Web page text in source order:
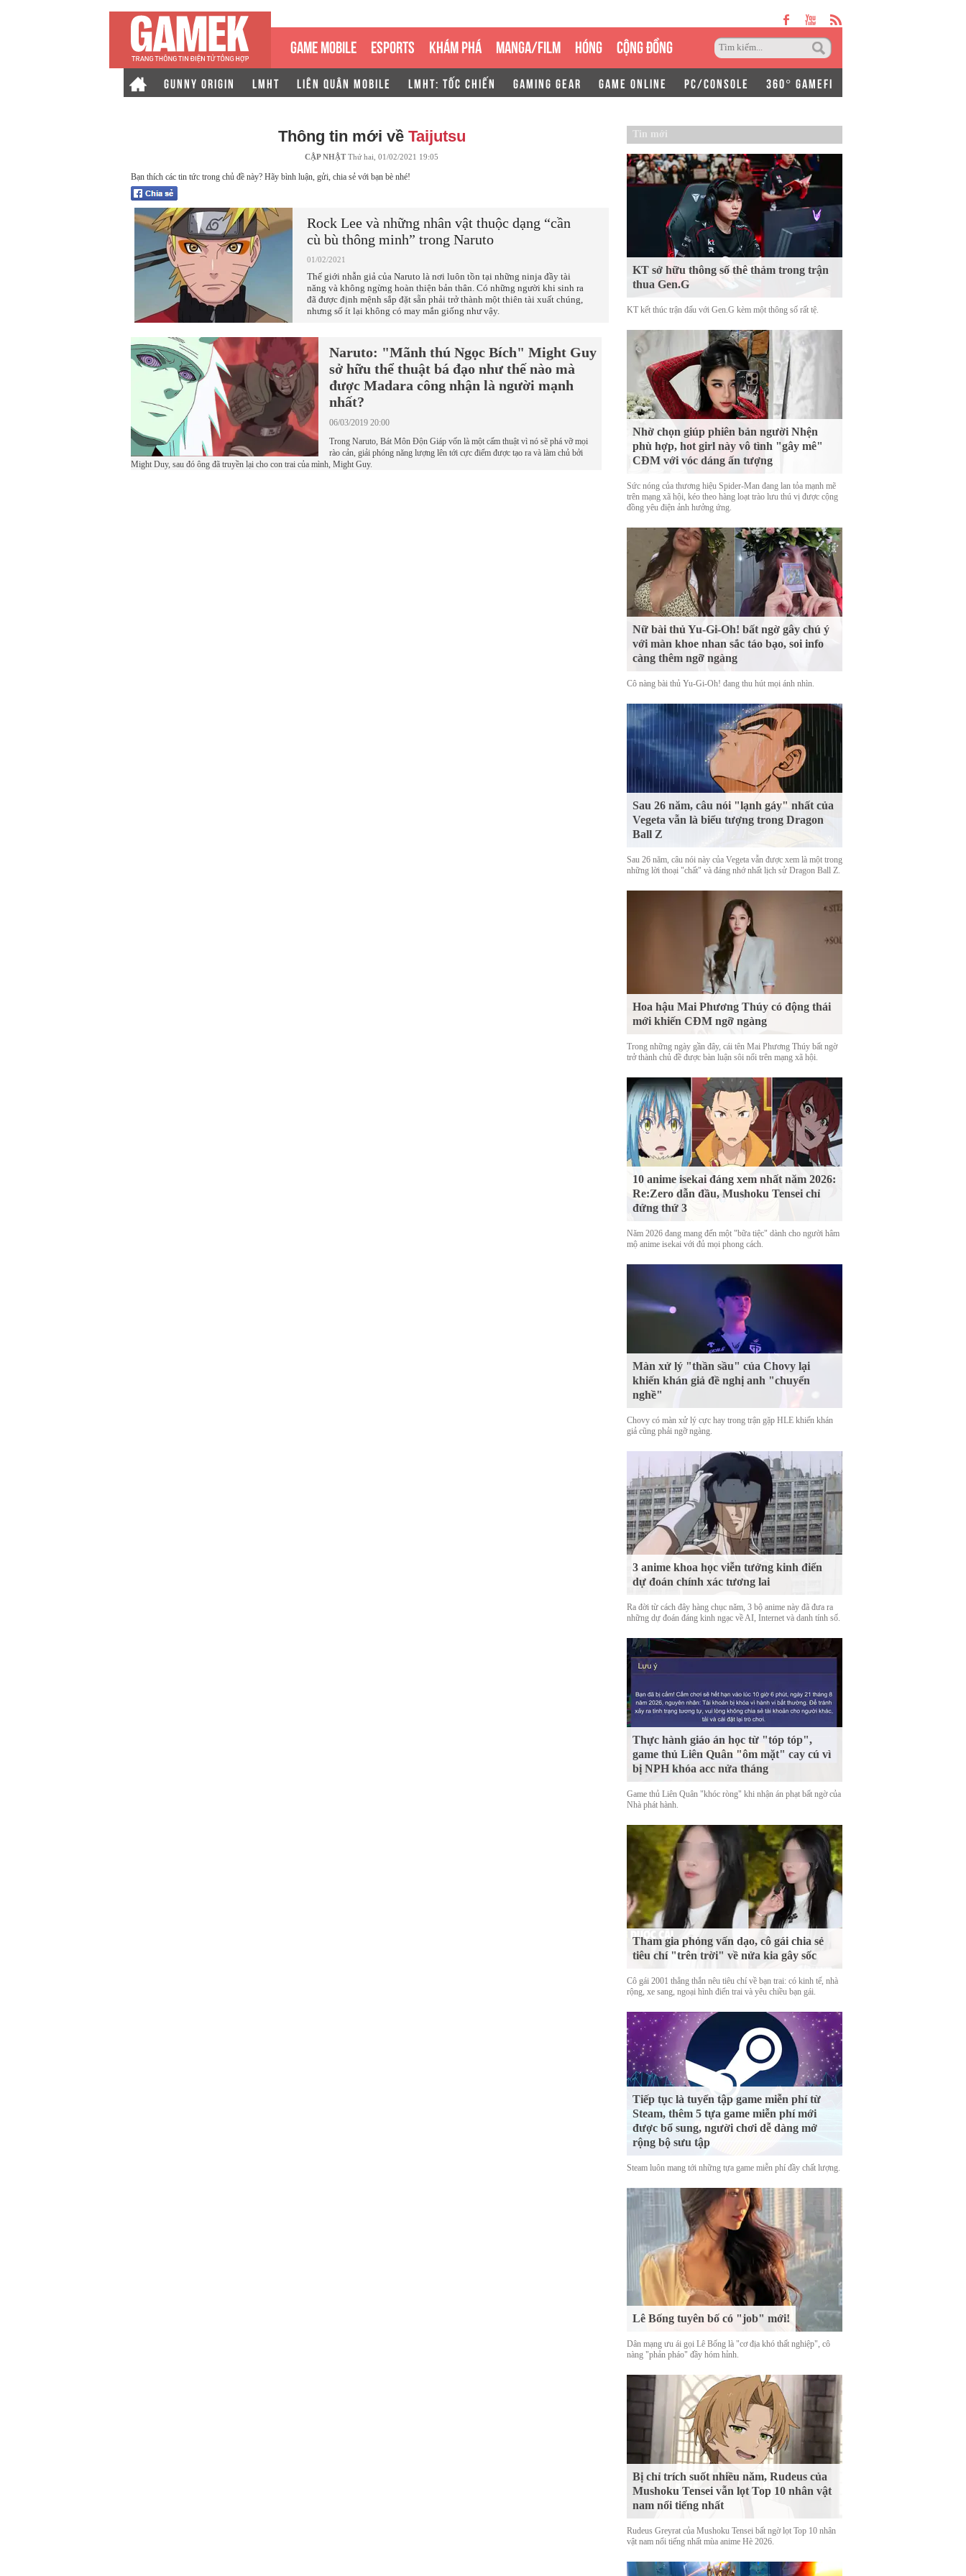
GAME MOBILE ESPORTS KHÁM PHÁ MANGA/FILM HÓNG CỘNG ĐỒNG
GUNNY ORIGIN LMHT LIÊN QUÂN MOBILE LMHT: TỐC CHIẾN GAMING GEAR GAME ONLINE PC/CONSOLE 360° GAMEFI
Thông tin mới về Taijutsu
CẬP NHẬTThứ hai, 01/02/2021 19:05
Bạn thích các tin tức trong chủ đề này? Hãy bình luận, gửi, chia sẻ với bạn bè nhé!
Rock Lee và những nhân vật thuộc dạng “cần
cù bù thông minh” trong Naruto
01/02/2021
Thế giới nhẫn giả của Naruto là nơi luôn tồn tại những ninja đầy tài
năng và không ngừng hoàn thiện bản thân. Có những người khi sinh ra
đã được định mệnh sắp đặt sẵn phải trở thành một thiên tài xuất chúng,
nhưng số ít lại không có may mắn giống như vậy.
Naruto: "Mãnh thú Ngọc Bích" Might Guy
sở hữu thể thuật bá đạo như thế nào mà
được Madara công nhận là người mạnh
nhất?
06/03/2019 20:00
Trong Naruto, Bát Môn Độn Giáp vốn là một cấm thuật vì nó sẽ phá vỡ mọi
rào cản, giải phóng năng lượng lên tới cực điểm được tạo ra và làm chủ bởi
Might Duy, sau đó ông đã truyền lại cho con trai của mình, Might Guy.
Tin mới
KT sở hữu thông số thê thảm trong trận
thua Gen.G
KT kết thúc trận đấu với Gen.G kèm một thông số rất tệ.
Nhờ chọn giúp phiên bản người Nhện
phù hợp, hot girl này vô tình "gây mê"
CĐM với vóc dáng ấn tượng
Sức nóng của thương hiệu Spider-Man đang lan tỏa mạnh mẽ
trên mạng xã hội, kéo theo hàng loạt trào lưu thú vị được cộng
đồng yêu điện ảnh hưởng ứng.
Nữ bài thủ Yu-Gi-Oh! bất ngờ gây chú ý
với màn khoe nhan sắc táo bạo, soi info
càng thêm ngỡ ngàng
Cô nàng bài thủ Yu-Gi-Oh! đang thu hút mọi ánh nhìn.
Sau 26 năm, câu nói "lạnh gáy" nhất của
Vegeta vẫn là biểu tượng trong Dragon
Ball Z
Sau 26 năm, câu nói này của Vegeta vẫn được xem là một trong
những lời thoại "chất" và đáng nhớ nhất lịch sử Dragon Ball Z.
Hoa hậu Mai Phương Thúy có động thái
mới khiến CĐM ngỡ ngàng
Trong những ngày gần đây, cái tên Mai Phương Thúy bất ngờ
trở thành chủ đề được bàn luận sôi nổi trên mạng xã hội.
10 anime isekai đáng xem nhất năm 2026:
Re:Zero dẫn đầu, Mushoku Tensei chỉ
đứng thứ 3
Năm 2026 đang mang đến một "bữa tiệc" dành cho người hâm
mộ anime isekai với đủ mọi phong cách.
Màn xử lý "thần sầu" của Chovy lại
khiến khán giả đề nghị anh "chuyển
nghề"
Chovy có màn xử lý cực hay trong trận gặp HLE khiến khán
giả cũng phải ngỡ ngàng.
3 anime khoa học viễn tưởng kinh điển
dự đoán chính xác tương lai
Ra đời từ cách đây hàng chục năm, 3 bộ anime này đã đưa ra
những dự đoán đáng kinh ngạc về AI, Internet và danh tính số.
Thực hành giáo án học từ "tóp tóp",
game thủ Liên Quân "ôm mặt" cay cú vì
bị NPH khóa acc nửa tháng
Game thủ Liên Quân "khóc ròng" khi nhận án phạt bất ngờ của
Nhà phát hành.
Tham gia phỏng vấn dạo, cô gái chia sẻ
tiêu chí "trên trời" về nửa kia gây sốc
Cô gái 2001 thẳng thắn nêu tiêu chí về bạn trai: có kinh tế, nhà
rộng, xe sang, ngoại hình điển trai và yêu chiều bạn gái.
Tiếp tục là tuyển tập game miễn phí từ
Steam, thêm 5 tựa game miễn phí mới
được bổ sung, người chơi dễ dàng mở
rộng bộ sưu tập
Steam luôn mang tới những tựa game miễn phí đầy chất lượng.
Lê Bống tuyên bố có "job" mới!
Dân mạng ưu ái gọi Lê Bống là "cơ địa khó thất nghiệp", cô
nàng "phản pháo" đầy hóm hỉnh.
Bị chỉ trích suốt nhiều năm, Rudeus của
Mushoku Tensei vẫn lọt Top 10 nhân vật
nam nổi tiếng nhất
Rudeus Greyrat của Mushoku Tensei bất ngờ lọt Top 10 nhân
vật nam nổi tiếng nhất mùa anime Hè 2026.